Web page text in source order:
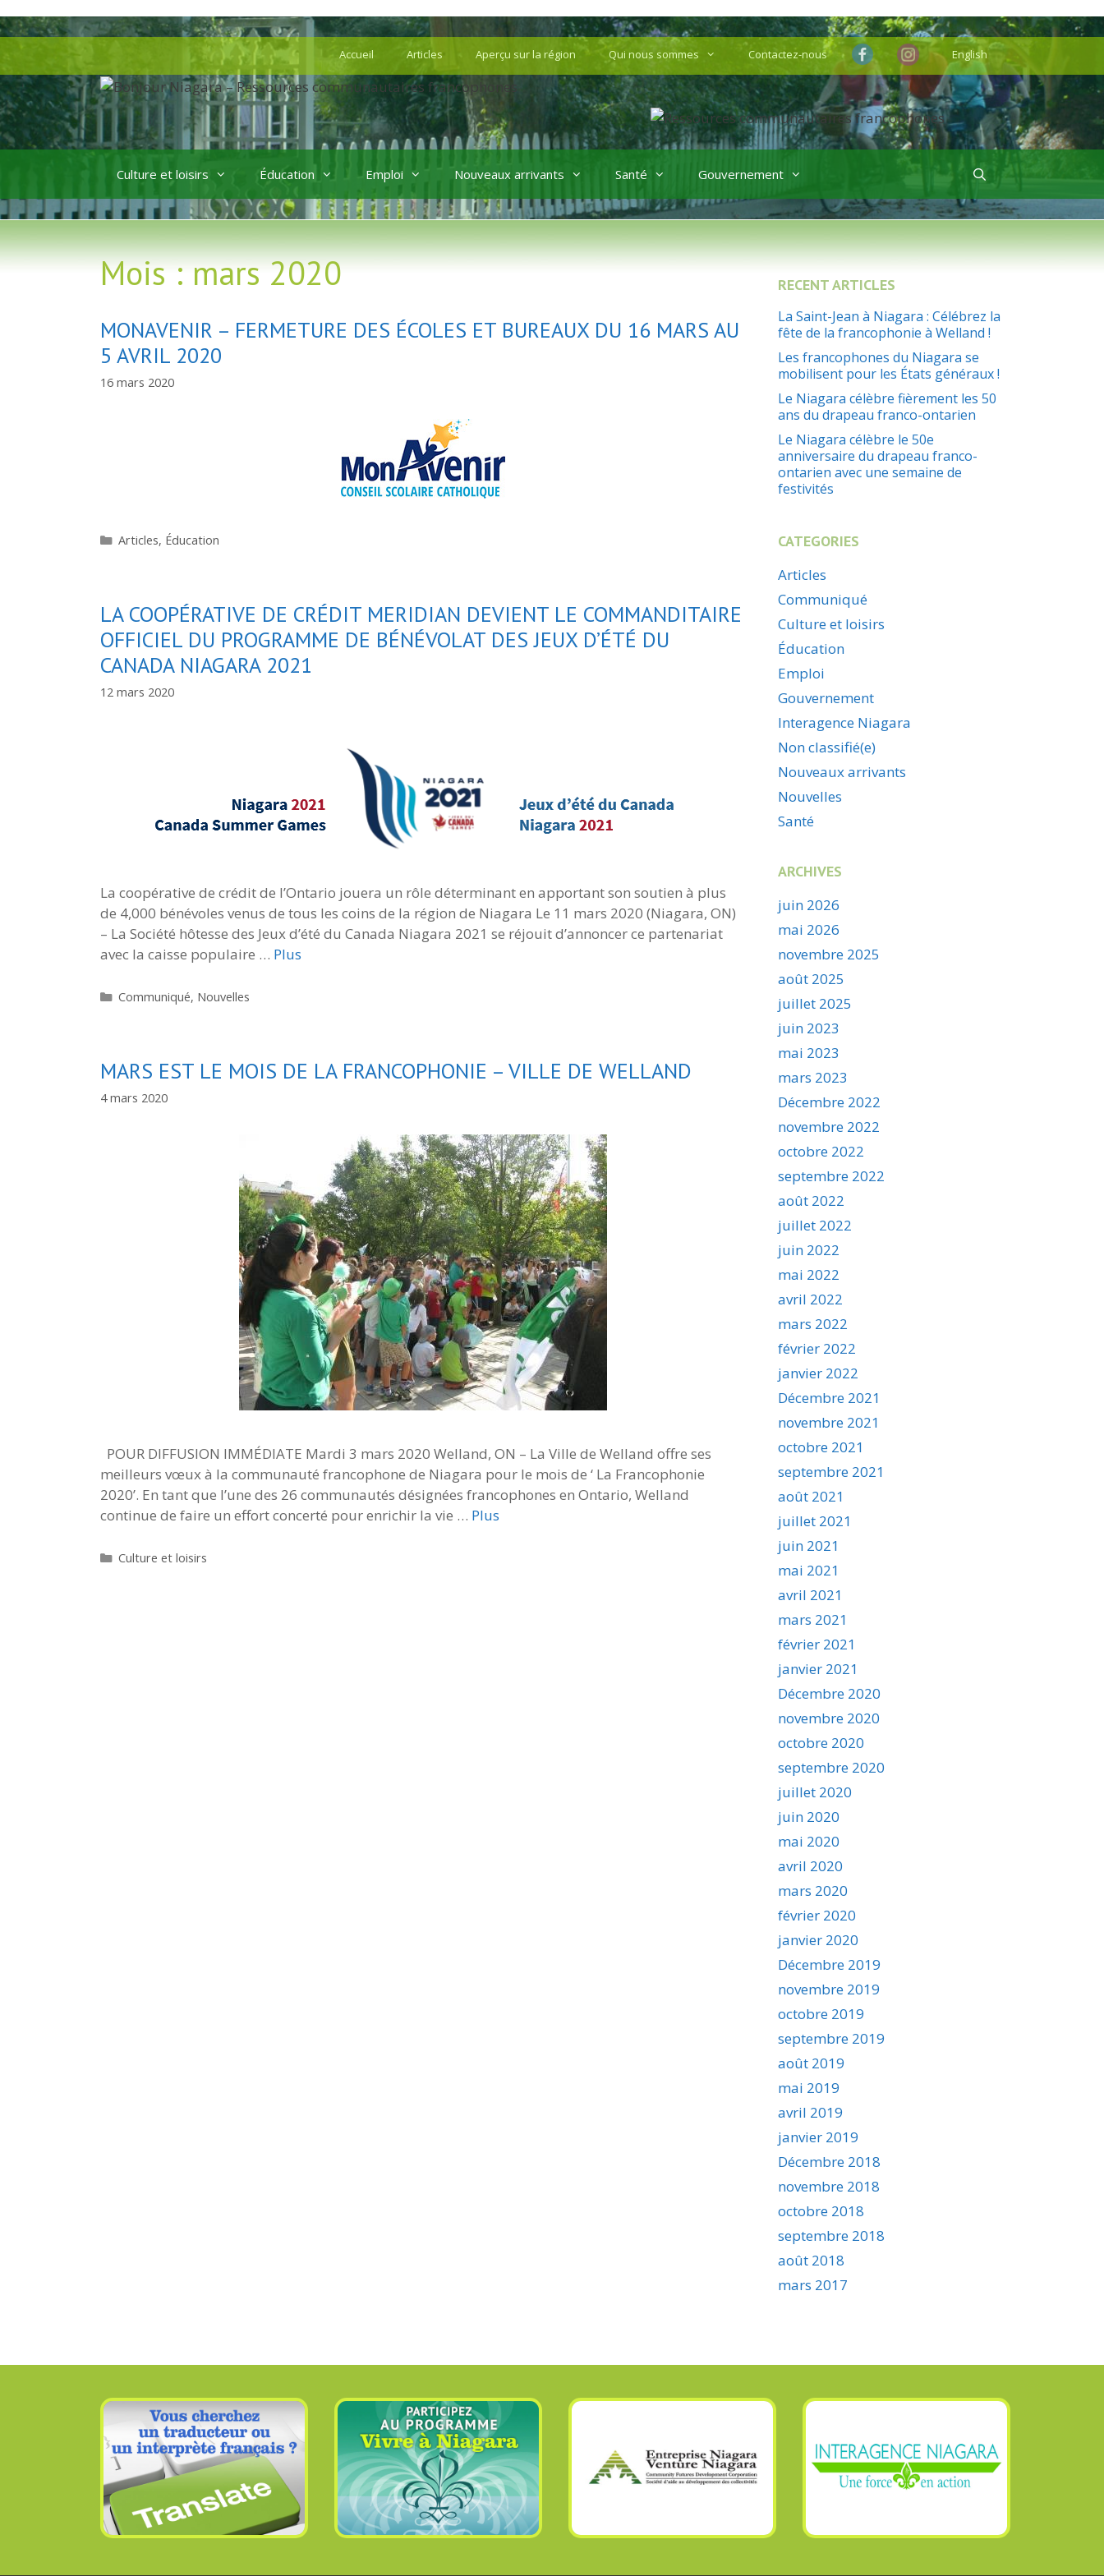
Aller
contenu
Accueil Articles Aperçu sur la région Qui nous sommes Contactez-nous English
Culture et loisirs Éducation Emploi Nouveaux arrivants Santé Gouvernement
Mois :mars 2020
MONAVENIR – FERMETURE DES ÉCOLES ET BUREAUX DU 16 MARS AU
5 AVRIL 2020
16 mars 2020
Catégories
Articles, Éducation
LA COOPÉRATIVE DE CRÉDIT MERIDIAN DEVIENT LE COMMANDITAIRE
OFFICIEL DU PROGRAMME DE BÉNÉVOLAT DES JEUX D’ÉTÉ DU
CANADA NIAGARA 2021
12 mars 2020
La coopérative de crédit de l’Ontario jouera un rôle déterminant en apportant son soutien à plus
de 4,000 bénévoles venus de tous les coins de la région de Niagara Le 11 mars 2020 (Niagara, ON)
– La Société hôtesse des Jeux d’été du Canada Niagara 2021 se réjouit d’annoncer ce partenariat
avec la caisse populaire … Plus
Catégories
Communiqué, Nouvelles
MARS EST LE MOIS DE LA FRANCOPHONIE – VILLE DE WELLAND
4 mars 2020
POUR DIFFUSION IMMÉDIATE Mardi 3 mars 2020 Welland, ON – La Ville de Welland offre ses
meilleurs vœux à la communauté francophone de Niagara pour le mois de ‘ La Francophonie
2020’. En tant que l’une des 26 communautés désignées francophones en Ontario, Welland
continue de faire un effort concerté pour enrichir la vie … Plus
Catégories
Culture et loisirs
RECENT ARTICLES
La Saint-Jean à Niagara : Célébrez la
fête de la francophonie à Welland !
Les francophones du Niagara se
mobilisent pour les États généraux !
Le Niagara célèbre fièrement les 50
ans du drapeau franco-ontarien
Le Niagara célèbre le 50e
anniversaire du drapeau franco-
ontarien avec une semaine de
festivités
CATEGORIES
Articles
Communiqué
Culture et loisirs
Éducation
Emploi
Gouvernement
Interagence Niagara
Non classifié(e)
Nouveaux arrivants
Nouvelles
Santé
ARCHIVES
juin 2026
mai 2026
novembre 2025
août 2025
juillet 2025
juin 2023
mai 2023
mars 2023
Décembre 2022
novembre 2022
octobre 2022
septembre 2022
août 2022
juillet 2022
juin 2022
mai 2022
avril 2022
mars 2022
février 2022
janvier 2022
Décembre 2021
novembre 2021
octobre 2021
septembre 2021
août 2021
juillet 2021
juin 2021
mai 2021
avril 2021
mars 2021
février 2021
janvier 2021
Décembre 2020
novembre 2020
octobre 2020
septembre 2020
juillet 2020
juin 2020
mai 2020
avril 2020
mars 2020
février 2020
janvier 2020
Décembre 2019
novembre 2019
octobre 2019
septembre 2019
août 2019
mai 2019
avril 2019
janvier 2019
Décembre 2018
novembre 2018
octobre 2018
septembre 2018
août 2018
mars 2017